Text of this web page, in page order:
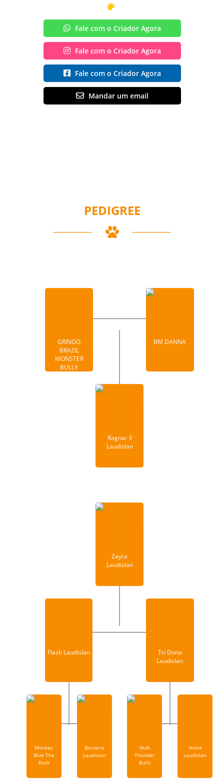
Fale com o Criador Agora
Fale com o Criador Agora
Fale com o Criador Agora
Mandar um email
PEDIGREE
Ragnar II
Laudislan
GRINGO
BRAZIL
MONSTER
BULLY
BM DANNA
Zayra
Laudislan
Flash Laudislan
Tri Dona
Laudislan
Monkey
Blue The
Rock
Bacteria
Laudislan
Hulk
Thunder
Bulls
Noite
Laudislan